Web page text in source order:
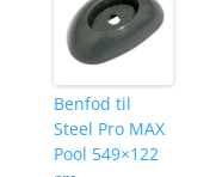
Benfod til
Steel Pro MAX
Pool 549×122